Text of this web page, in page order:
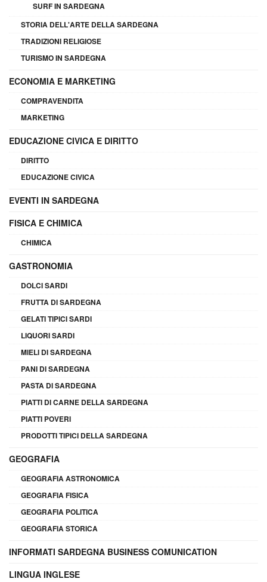
SURF IN SARDEGNA
STORIA DELL'ARTE DELLA SARDEGNA
TRADIZIONI RELIGIOSE
TURISMO IN SARDEGNA
ECONOMIA E MARKETING
COMPRAVENDITA
MARKETING
EDUCAZIONE CIVICA E DIRITTO
DIRITTO
EDUCAZIONE CIVICA
EVENTI IN SARDEGNA
FISICA E CHIMICA
CHIMICA
GASTRONOMIA
DOLCI SARDI
FRUTTA DI SARDEGNA
GELATI TIPICI SARDI
LIQUORI SARDI
MIELI DI SARDEGNA
PANI DI SARDEGNA
PASTA DI SARDEGNA
PIATTI DI CARNE DELLA SARDEGNA
PIATTI POVERI
PRODOTTI TIPICI DELLA SARDEGNA
GEOGRAFIA
GEOGRAFIA ASTRONOMICA
GEOGRAFIA FISICA
GEOGRAFIA POLITICA
GEOGRAFIA STORICA
INFORMATI SARDEGNA BUSINESS COMUNICATION
LINGUA INGLESE